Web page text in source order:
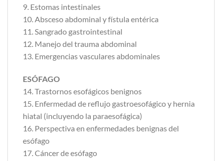
9. Estomas intestinales
10. Absceso abdominal y fístula entérica
11. Sangrado gastrointestinal
12. Manejo del trauma abdominal
13. Emergencias vasculares abdominales
ESÓFAGO
14. Trastornos esofágicos benignos
15. Enfermedad de reflujo gastroesofágico y hernia
hiatal (incluyendo la paraesofágica)
16. Perspectiva en enfermedades benignas del
esófago
17. Cáncer de esófago